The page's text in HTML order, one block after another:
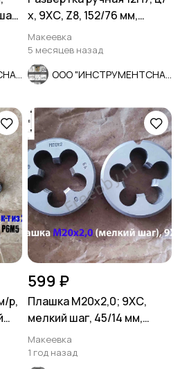
х, 9ХС, Z8, 152/76 мм,
цилиндрическая.
Макеевка
5 месяцев назад
р,
599 ₽
Плашка М20х2,0; 9ХС,
мелкий шаг, 45/14 мм,
ГОСТ 7740-71, СССР.
Макеевка
1 год назад